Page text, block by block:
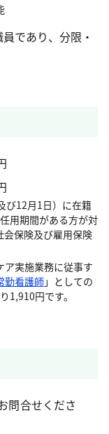
であり、分限・
び12月1日）に在籍
用期間がある方が対
会保険及び雇用保険
実施業務に従事す
勤看護師」としての
1,910円です。
問合せくださ